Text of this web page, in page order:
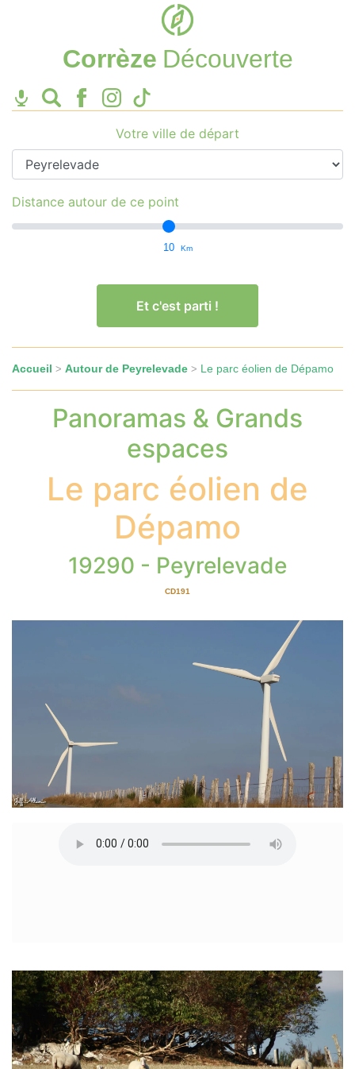
Corrèze Découverte
Votre ville de départ
Distance autour de ce point
10 Km
Et c'est parti !
Accueil > Autour de Peyrelevade > Le parc éolien de Dépamo
Panoramas & Grands
espaces
Le parc éolien de
Dépamo
19290 - Peyrelevade
CD191